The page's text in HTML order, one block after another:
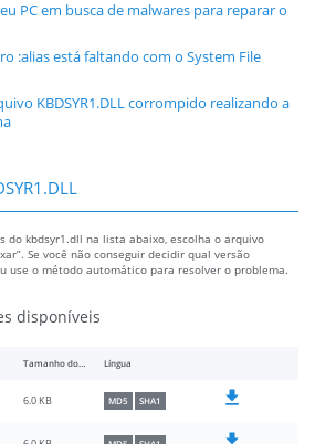
PC em busca de malwares para reparar o
:alias está faltando com o System File
KBDSYR1.DLL corrompido realizando a
do kbdsyr1.dll na lista abaixo, escolha o arquivo
Se você não conseguir decidir qual versão
use o método automático para resolver o problema.
disponíveis
Tamanho do arquivo Língua
6.0 KB MD5 SHA1